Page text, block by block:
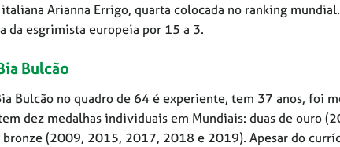
Arianna Errigo, quarta colocada no ranking
da esgrimista europeia por 15 a 3.
Bulcão
Bulcão no quadro de 64 é experiente, tem 37 anos, foi
dez medalhas individuais em Mundiais: duas de ouro
(2009, 2015, 2017, 2018 e 2019). Apesar do